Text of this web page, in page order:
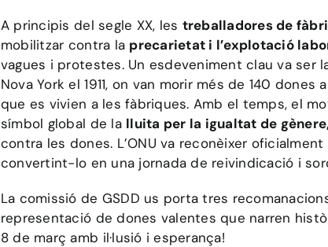
A principis del segle XX, les treballadores de
mobilitzar contra la precarietat i l’explotació
vagues i protestes. Un esdeveniment clau va ser
Nova York el 1911, on van morir més de 140
que es vivien a les fàbriques. Amb el temps, el
símbol global de la lluita per la igualtat de
contra les dones. L’ONU va reconèixer
convertint-lo en una jornada de reivindicació i
La comissió de GSDD us porta tres
representació de dones valentes que narren
8 de març amb il·lusió i esperança!